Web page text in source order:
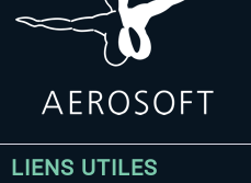
LIENS UTILES